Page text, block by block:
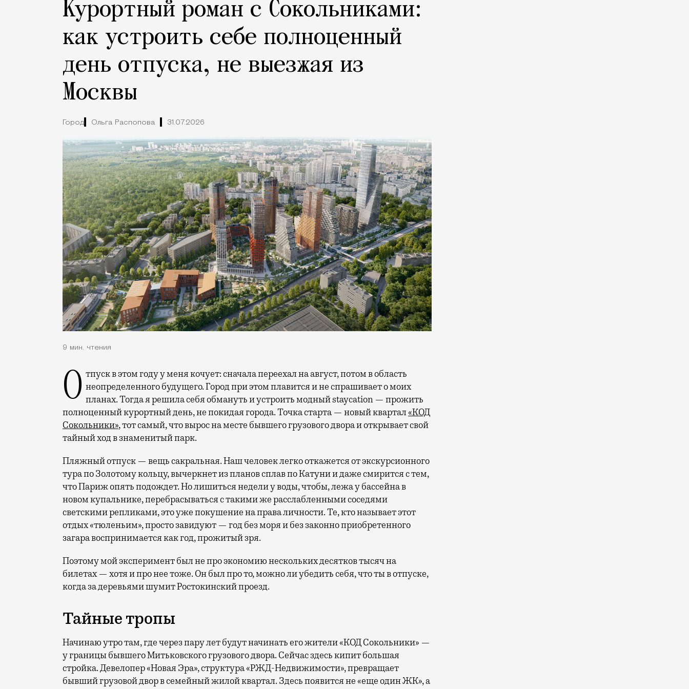
Курортный роман с Сокольниками:
как устроить себе полноценный
день отпуска, не выезжая из
Москвы
Город Ольга Распопова 31.07.2026
9 мин. чтения
Отпуск в этом году у меня кочует: сначала переехал на август, потом в область неопределенного будущего. Город при этом плавится и не спрашивает о моих
планах. Тогда я решила себя обмануть и устроить модный staycation — прожить
полноценный курортный день, не покидая города. Точка старта — новый квартал«КОД
Сокольники», тот самый, что вырос на месте бывшего грузового двора и открывает свой
тайный ход в знаменитый парк.
Пляжный отпуск — вещь сакральная. Наш человек легко откажется от экскурсионного
тура по Золотому кольцу, вычеркнет из планов сплав по Катуни и даже смирится с тем,
что Париж опять подождет. Но лишиться недели у воды, чтобы, лежа у бассейна в
новом купальнике, перебрасываться с такими же расслабленными соседями
светскими репликами, это уже покушение на права личности. Те, кто называет этот
отдых «тюленьим», просто завидуют — год без моря и без законно приобретенного
загара воспринимается как год, прожитый зря.
Поэтому мой эксперимент был не про экономию нескольких десятков тысяч на
билетах — хотя и про нее тоже. Он был про то, можно ли убедить себя, что ты в отпуске,
когда за деревьями шумит Ростокинский проезд.
Тайные тропы
Начинаю утро там, где через пару лет будут начинать его жители «КОД Сокольники» —
у границы бывшего Митьковского грузового двора. Сейчас здесь кипит большая
стройка. Девелопер «Новая Эра», структура «РЖД-Недвижимости», превращает
бывший грузовой двор в семейный жилой квартал. Здесь появится не «еще один ЖК», а